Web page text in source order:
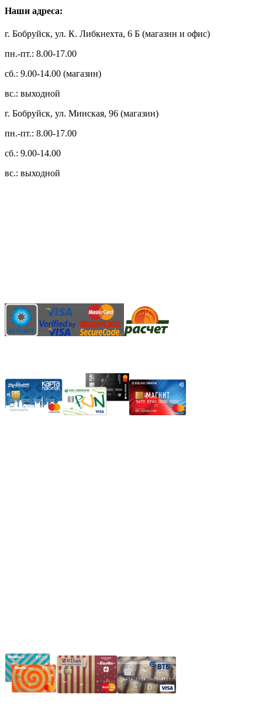
Наши адреса:
г. Бобруйск, ул. К. Либкнехта, 6 Б (магазин и офис)
пн.-пт.: 8.00-17.00
сб.: 9.00-14.00 (магазин)
вс.: выходной
г. Бобруйск, ул. Минская, 96 (магазин)
пн.-пт.: 8.00-17.00
сб.: 9.00-14.00
вс.: выходной